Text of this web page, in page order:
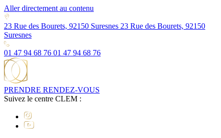
Aller directement au contenu
23 Rue des Bourets, 92150 Suresnes 23 Rue des Bourets, 92150
Suresnes
01 47 94 68 76 01 47 94 68 76
PRENDRE RENDEZ-VOUS
Suivez le centre CLEM :